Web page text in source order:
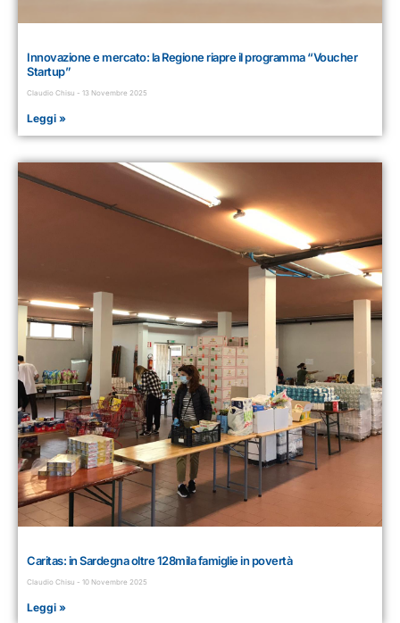
Innovazione e mercato: la Regione riapre il programma “Voucher
Startup”
Claudio Chisu 13 Novembre 2025
Leggi »
Caritas: in Sardegna oltre 128mila famiglie in povertà
Claudio Chisu 10 Novembre 2025
Leggi »